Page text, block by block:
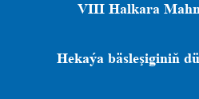
VIII Halkara
Hekaýa bäsleşiginiň